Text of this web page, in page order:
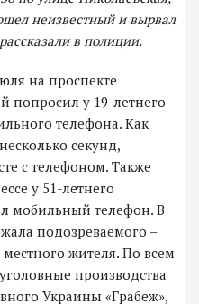
неизвестный и вырвал
в полиции.
на проспекте
попросил у 19-летнего
телефона. Как
секунд,
с телефоном. Также
у 51-летнего
мобильный телефон. В
подозреваемого –
жителя. По всем
производства
Украины «Грабеж»,